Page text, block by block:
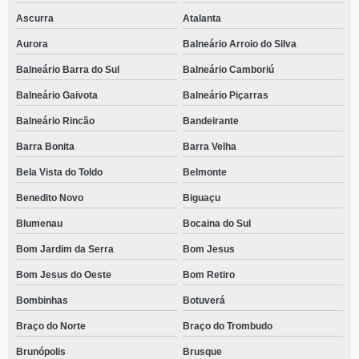
telefone de clínica de reabilitação para dependentes químicos e alcoólatras
Pomerode
clínica para tratamento de alcoólatras telefone Costeira do Ribeirão
contato de clínica de recuperação para alcoólatra Modelo
clínica de reabilitação para dependentes químicos e alcoólatras Balneário
contato de clínica para tratamento de alcoólatras Descanso
contato de clínica para alcoólatra com psicoterapia individual Santo Antônio
clínica para alcoólatras telefone São João do Rio Vermelho
clínica de reabilitação de alcoólatras Gethal
contato de clínica de alcoólatras Frei Rogério
clínica para recuperação de alcoólatras telefone Caiacanga
clínica de alcoólatras telefone Agrolândia
contato de clínica de recuperação para alcoólatra São Bento do Sul
Ascurra Atalanta
Aurora Balneário Arroio do Silva
Balneário Barra do Sul Balneário Camboriú
Balneário Gaivota Balneário Piçarras
Balneário Rincão Bandeirante
Barra Bonita Barra Velha
Bela Vista do Toldo Belmonte
Benedito Novo Biguaçu
Blumenau Bocaina do Sul
Bom Jardim da Serra Bom Jesus
Bom Jesus do Oeste Bom Retiro
Bombinhas Botuverá
Braço do Norte Braço do Trombudo
Brunópolis Brusque